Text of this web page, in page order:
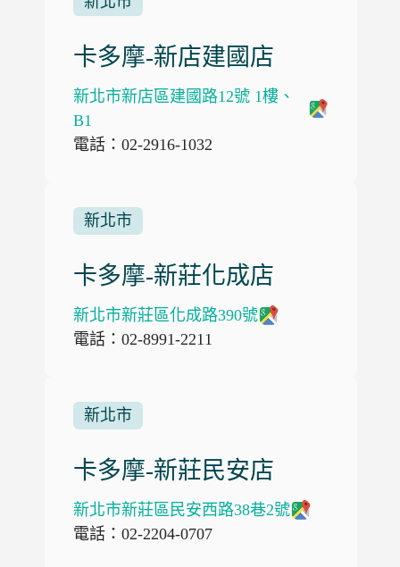
卡多摩-新店建國店
新北市新店區建國路12號 1樓、
B1
電話：02-2916-1032
新北市
卡多摩-新莊化成店
新北市新莊區化成路390號
電話：02-8991-2211
新北市
卡多摩-新莊民安店
新北市新莊區民安西路38巷2號
電話：02-2204-0707